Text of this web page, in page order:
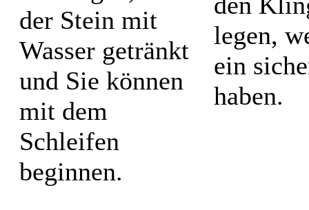
der Stein mit
Wasser getränkt
und Sie können
mit dem
Schleifen
beginnen.
legen,
ein
haben.